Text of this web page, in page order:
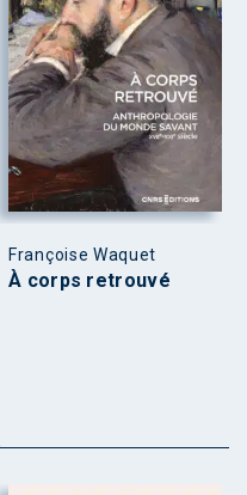
Françoise Waquet
À corps retrouvé